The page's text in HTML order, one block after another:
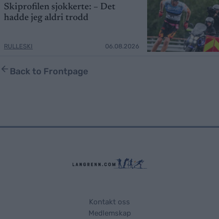
Skiprofilen sjokkerte: – Det
hadde jeg aldri trodd
RULLESKI 06.08.2026
Back to Frontpage
Kontakt oss
Medlemskap